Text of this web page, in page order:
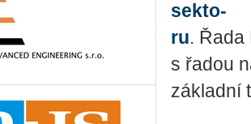
sek­to­
ru. Řada
s řadou
zá­klad­ní